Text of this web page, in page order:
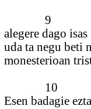
9
alegere dago isas
uda ta negu beti
monesterioan
10
Esen badagie